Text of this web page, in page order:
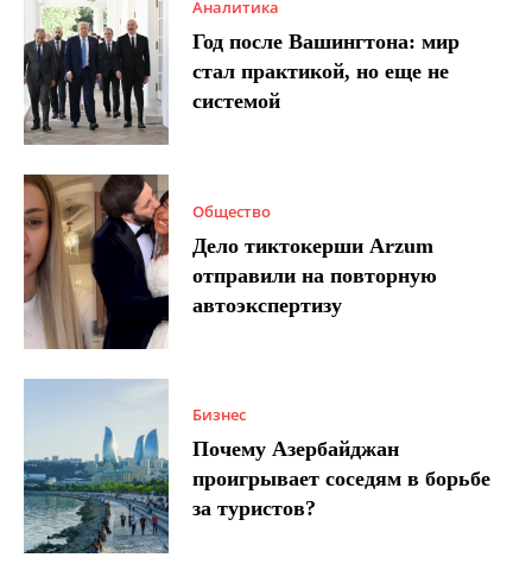
Аналитика
Год после Вашингтона: мир
стал практикой, но еще не
системой
Общество
Дело тиктокерши Arzum
отправили на повторную
автоэкспертизу
Бизнес
Почему Азербайджан
проигрывает соседям в борьбе
за туристов?